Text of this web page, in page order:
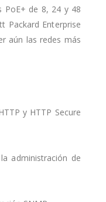
PoE+ de 8, 24 y 48
Packard Enterprise
aún las redes más
y HTTP Secure
administración de